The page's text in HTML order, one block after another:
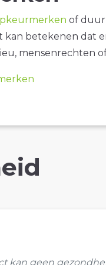
of
kan betekenen dat
mensenrechten
kan geen